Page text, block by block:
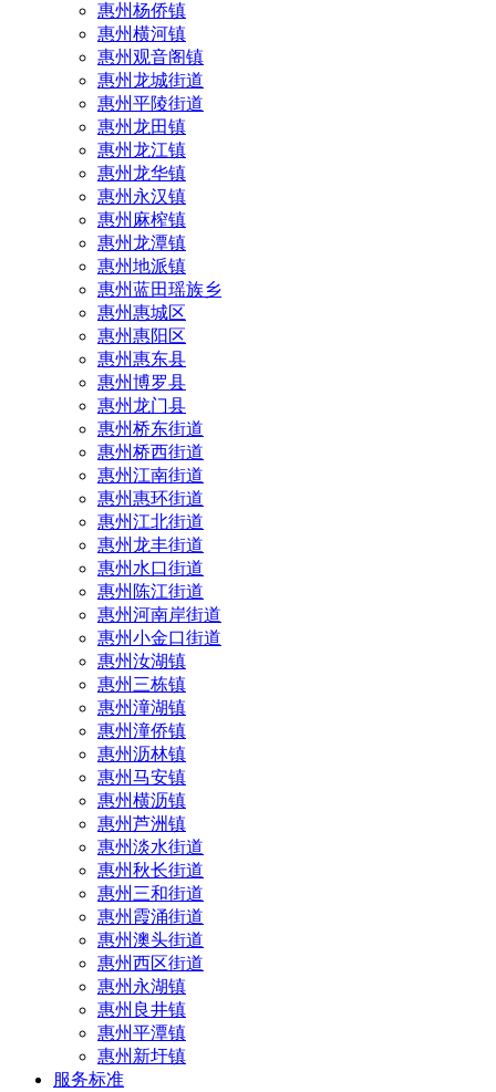
惠州杨侨镇
惠州横河镇
惠州观音阁镇
惠州龙城街道
惠州平陵街道
惠州龙田镇
惠州龙江镇
惠州龙华镇
惠州永汉镇
惠州麻榨镇
惠州龙潭镇
惠州地派镇
惠州蓝田瑶族乡
惠州惠城区
惠州惠阳区
惠州惠东县
惠州‌博罗县
惠州‌龙门县
惠州桥东街道
惠州桥西街道
惠州江南街道
惠州惠环街道
惠州江北街道
惠州龙丰街道
惠州水口街道
惠州陈江街道
惠州河南岸街道
惠州小金口街道
惠州汝湖镇
惠州三栋镇
惠州潼湖镇
惠州潼侨镇
惠州沥林镇
惠州马安镇
惠州横沥镇
惠州芦洲镇
惠州淡水街道
惠州秋长街道
惠州三和街道
惠州霞涌街道
惠州澳头街道
惠州西区街道
惠州永湖镇
惠州良井镇
惠州平潭镇
惠州新圩镇
服务标准